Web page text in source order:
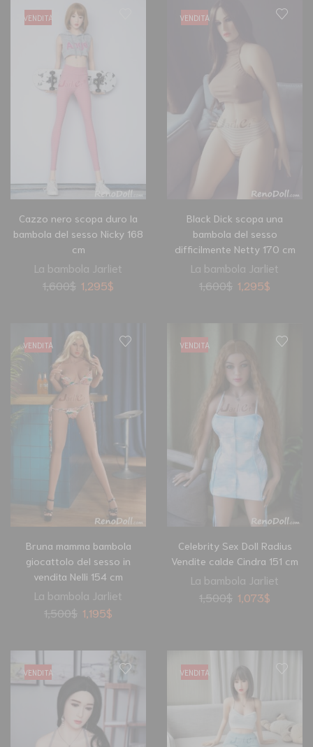
VENDITA
Cazzo nero scopa duro la
bambola del sesso Nicky 168
cm
La bambola Jarliet
1,600$ 1,295$
VENDITA
Black Dick scopa una
bambola del sesso
difficilmente Netty 170 cm
La bambola Jarliet
1,600$ 1,295$
VENDITA
Bruna mamma bambola
giocattolo del sesso in
vendita Nelli 154 cm
La bambola Jarliet
1,500$ 1,195$
VENDITA
Celebrity Sex Doll Radius
Vendite calde Cindra 151 cm
La bambola Jarliet
1,500$ 1,073$
VENDITA VENDITA